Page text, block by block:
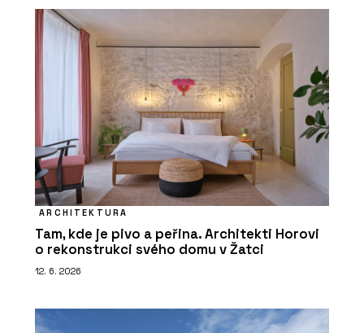
ARCHITEKTURA
Tam, kde je pivo a peřina. Architekti Horovi
o rekonstrukci svého domu v Žatci
12. 6. 2026